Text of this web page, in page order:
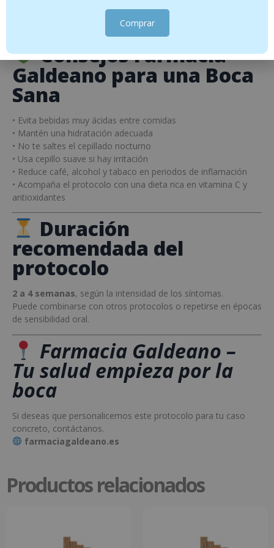
y del cepillado.
, se puede renovar.
Consejos Farmacia
Galdeano para una Boca
Sana
• Evita bebidas muy ácidas entre comidas
• Mantén una hidratación adecuada
• No te saltes el cepillado nocturno
• Usa cepillo suave si hay irritación
• Reduce café, alcohol y tabaco en periodos de inflamación
• Acompaña el protocolo con una dieta rica en vitamina C y
antioxidantes
Duración
recomendada del
protocolo
2 a 4 semanas, según la intensidad de los síntomas.
Puede combinarse con otros protocolos o repetirse en épocas
de sensibilidad oral.
Farmacia Galdeano –
Tu salud empieza por la
boca
Si deseas que personalicemos este protocolo para tu caso
concreto, contáctanos.
farmaciagaldeano.es
Productos relacionados
Comprar